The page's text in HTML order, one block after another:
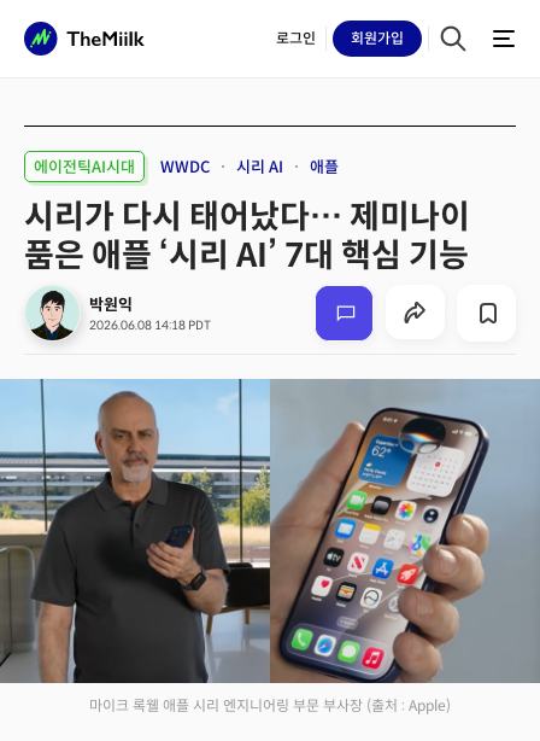
로그인 회원가입
에이전틱AI시대 WWDC 시리 AI 애플
시리가 다시 태어났다… 제미나이
품은 애플 ‘시리 AI’ 7대 핵심 기능
박원익
2026.06.08 14:18 PDT
마이크 록웰 애플 시리 엔지니어링 부문 부사장 (출처 : Apple)